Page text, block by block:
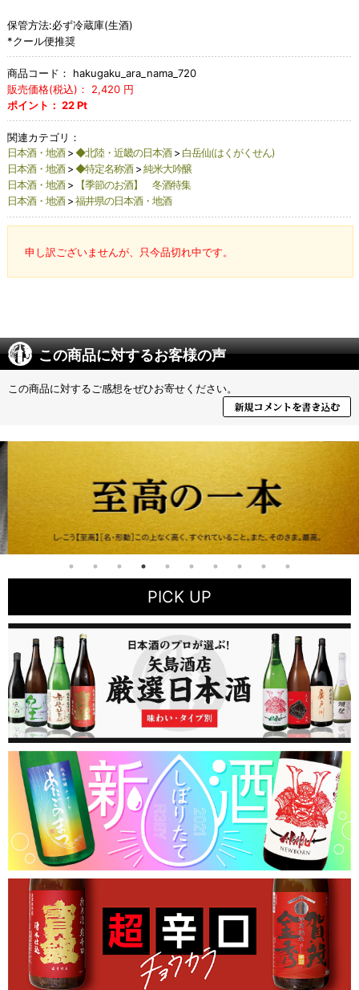
保管方法:必ず冷蔵庫(生酒)
*クール便推奨
商品コード：
hakugaku_ara_nama_720
販売価格(税込)：
2,420円
ポイント： 22Pt
関連カテゴリ：
日本酒・地酒> ◆北陸・近畿の日本酒> 白岳仙(はくがくせん)
日本酒・地酒> ◆特定名称酒> 純米大吟醸
日本酒・地酒>
【季節のお酒】 冬酒特集
日本酒・地酒> 福井県の日本酒・地酒
申し訳ございませんが、只今品切れ中です。
この商品に対するお客様の声
この商品に対するご感想をぜひお寄せください。
PICK UP